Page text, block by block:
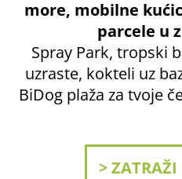
more, mobilne
parcele u
Spray Park, tropski
uzraste, kokteli uz
BiDog plaža za tvoje
>